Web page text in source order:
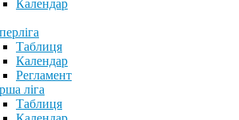
Календар
Таблиця
Календар
Регламент
ліга
Таблиця